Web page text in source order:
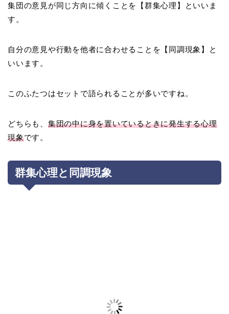
集団の意見が同じ方向に傾くことを【群集心理】といいま
す。
自分の意見や行動を他者に合わせることを【同調現象】と
いいます。
このふたつはセットで語られることが多いですね。
どちらも、 集団の中に身を置いているときに発生する心理
現象です。
群集心理と同調現象